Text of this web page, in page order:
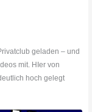
geladen – und
mit. HIer von
hoch gelegt